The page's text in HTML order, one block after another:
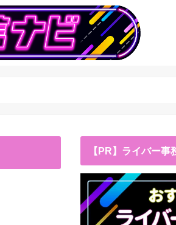
【PR】ライバー事